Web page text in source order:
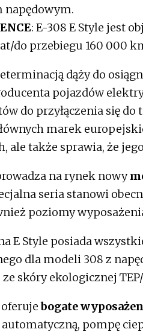
napędowym.
: E-308 E Style jest
do przebiegu 160 000
dąży do
pojazdów
do przyłączenia się do
marek
ale także sprawia, że
na rynek nowy
seria stanowi
poziomy
E Style posiada
dla modeli 308 z
skóry ekologicznej
oferujebogate
pompę